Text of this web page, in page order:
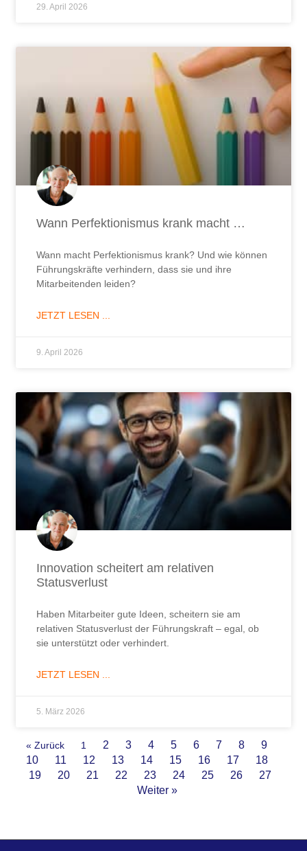
29. April 2026
Wann Perfektionismus krank macht …
Wann macht Perfektionismus krank? Und wie können
Führungskräfte verhindern, dass sie und ihre
Mitarbeitenden leiden?
JETZT LESEN ...
9. April 2026
Innovation scheitert am relativen
Statusverlust
Haben Mitarbeiter gute Ideen, scheitern sie am
relativen Statusverlust der Führungskraft – egal, ob
sie unterstützt oder verhindert.
JETZT LESEN ...
5. März 2026
« Zurück 1 2 3 4 5 6 7 8
9
10
11 12 13 14 15 16 17
18
19
20 21 22 23 24 25 26
27
Weiter »